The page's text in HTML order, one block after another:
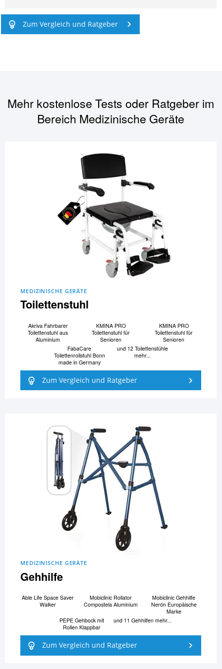
Zum Vergleich und Ratgeber
Mehr kostenlose Tests oder Ratgeber im
Bereich Medizinische Geräte
MEDIZINISCHE GERÄTE
Toilettenstuhl
Akriva Fahrbarer
Toilettenstuhl aus
Aluminium
KMINA PRO
Toilettenstuhl für
Senioren
KMINA PRO
Toilettenstuhl für
Senioren
FabaCare
Toilettenrollstuhl Bonn
made in Germany
und 12 Toilettenstühle
mehr...
Zum Vergleich und Ratgeber
MEDIZINISCHE GERÄTE
Gehhilfe
Able Life Space Saver
Walker
Mobiclinic Rollator
Compostela Aluminium
Mobiclinic Gehhilfe
Nerón Europäische
Marke
PEPE Gehbock mit
Rollen Klappbar
und 11 Gehhilfen mehr...
Zum Vergleich und Ratgeber